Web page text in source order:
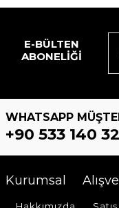
E-BÜLTEN
ABONELIĞI
WHATSAPP
+90 533 140
Kurumsal